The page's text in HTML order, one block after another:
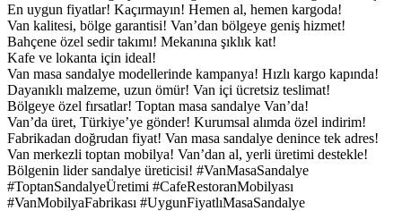
En uygun fiyatlar! Kaçırmayın! Hemen al, hemen kargoda!
Van kalitesi, bölge garantisi! Van’dan bölgeye geniş hizmet!
Bahçene özel sedir takımı! Mekanına şıklık kat!
Kafe ve lokanta için ideal!
Van masa sandalye modellerinde kampanya! Hızlı kargo kapında!
Dayanıklı malzeme, uzun ömür! Van içi ücretsiz teslimat!
Bölgeye özel fırsatlar! Toptan masa sandalye Van’da!
Van’da üret, Türkiye’ye gönder! Kurumsal alımda özel indirim!
Fabrikadan doğrudan fiyat! Van masa sandalye denince tek adres!
Van merkezli toptan mobilya! Van’dan al, yerli üretimi destekle!
Bölgenin lider sandalye üreticisi! #VanMasaSandalye
#ToptanSandalyeÜretimi #CafeRestoranMobilyası
#VanMobilyaFabrikası #UygunFiyatlıMasaSandalye